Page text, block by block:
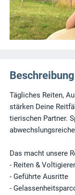
Beschreibung
Tägliches Reiten,
stärken Deine
tierischen Partner.
Das macht unsere
- Reiten &
- Geführte Ausritte
-